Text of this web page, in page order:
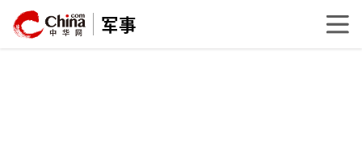
军事